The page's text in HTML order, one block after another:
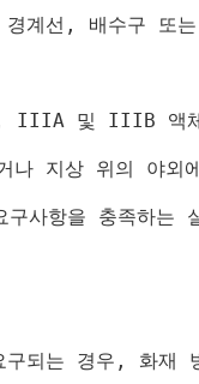
계선 , 배수구 또
IIIA 및 IIIB 액
나 지상 위의 야외
구사항을 충족하는
되는 경우 , 화재